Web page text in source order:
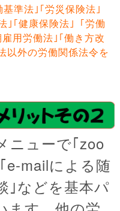
準法｣｢労災保険法｣
｣｢健康保険法｣「労働
用労働法｣｢働き方改
以外の労働関係法令を
ニューで｢zoo
e-mailによる随
｣などを基本パ